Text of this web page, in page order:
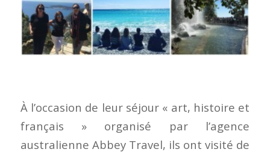
À l’occasion de leur séjour « art, histoire et
français » organisé par l’agence
australienne Abbey Travel, ils ont visité de